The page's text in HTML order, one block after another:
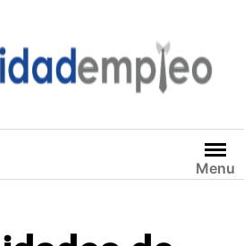
Menu